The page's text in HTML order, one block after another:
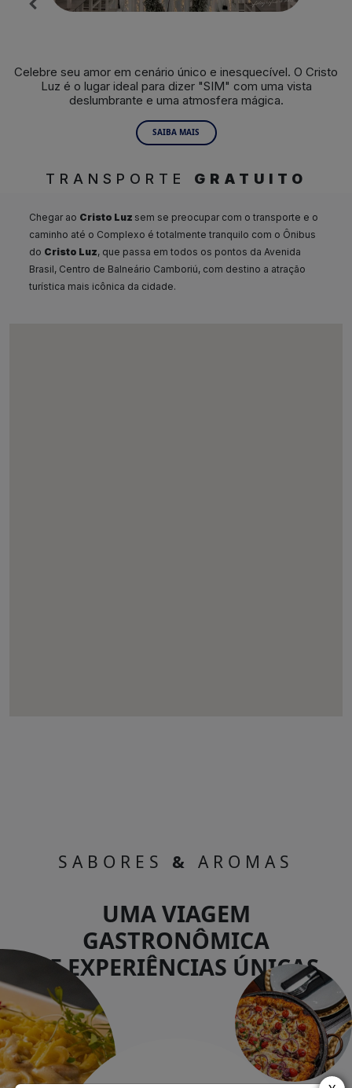
Celebre seu amor em cenário único e inesquecível. O Cristo
Luz é o lugar ideal para dizer "SIM" com uma vista
deslumbrante e uma atmosfera mágica.
SAIBA MAIS
TRANSPORTE GRATUITO
Chegar ao Cristo Luz sem se preocupar com o transporte e o
caminho até o Complexo é totalmente tranquilo com o Ônibus
do Cristo Luz, que passa em todos os pontos da Avenida
Brasil, Centro de Balneário Camboriú, com destino a atração
turística mais icônica da cidade.
SABORES & AROMAS
UMA VIAGEM
GASTRONÔMICA
DE EXPERIÊNCIAS ÚNICAS